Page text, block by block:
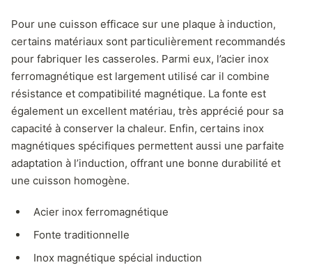
Pour une cuisson efficace sur une plaque à induction,
certains matériaux sont particulièrement recommandés
pour fabriquer les casseroles. Parmi eux, l’acier inox
ferromagnétique est largement utilisé car il combine
résistance et compatibilité magnétique. La fonte est
également un excellent matériau, très apprécié pour sa
capacité à conserver la chaleur. Enfin, certains inox
magnétiques spécifiques permettent aussi une parfaite
adaptation à l’induction, offrant une bonne durabilité et
une cuisson homogène.
Acier inox ferromagnétique
Fonte traditionnelle
Inox magnétique spécial induction